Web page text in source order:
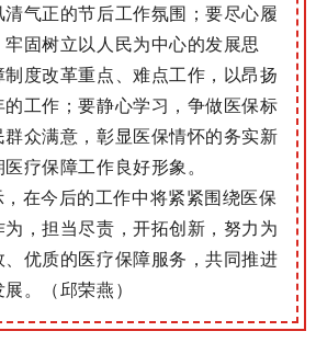
气正的节后工作氛围；要尽心履
固树立以人民为中心的发展思
度改革重点、难点工作，以昂扬
工作；要静心学习，争做医保标
众满意，彰显医保情怀的务实新
疗保障工作良好形象。
在今后的工作中将紧紧围绕医保
，担当尽责，开拓创新，努力为
优质的医疗保障服务，共同推进
。（邱荣燕）